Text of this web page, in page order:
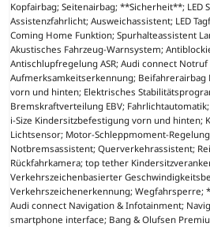
Kopfairbag; Seitenairbag; **Sicherheit**; LED
Assistenzfahrlicht; Ausweichassistent; LED
Coming Home Funktion; Spurhalteassistent
Akustisches Fahrzeug-Warnsystem;
Antischlupfregelung ASR; Audi connect Notruf
Aufmerksamkeitserkennung; Beifahrerairbag
vorn und hinten; Elektrisches
Bremskraftverteilung EBV;
i-Size Kindersitzbefestigung vorn und hinten;
Lichtsensor; Motor-Schleppmoment-
Notbremsassistent; Querverkehrassistent;
Rückfahrkamera; top tether
Verkehrszeichenbasierter
Verkehrszeichenerkennung; Wegfahrsperre;
Audi connect Navigation & Infotainment;
smartphone interface; Bang & Olufsen